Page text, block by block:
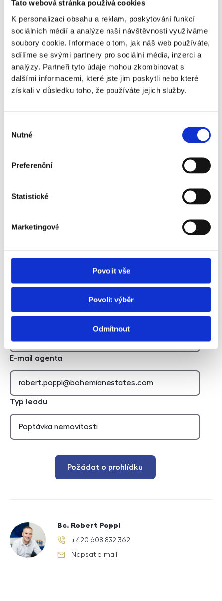
Tato webová stránka používá cookies
K personalizaci obsahu a reklam, poskytování funkcí
sociálních médií a analýze naší návštěvnosti využíváme
soubory cookie. Informace o tom, jak náš web používáte,
sdílíme se svými partnery pro sociální média, inzerci a
analýzy. Partneři tyto údaje mohou zkombinovat s
dalšími informacemi, které jste jim poskytli nebo které
získali v důsledku toho, že používáte jejich služby.
souhlasu
Nutné
Preferenční
Statistické
Marketingové
Povolit vše
Povolit výběr
Odmítnout
Jméno a příjmení
Telefon
Hidden
Nemovitost
E-mail agenta
Typ leadu
Požádat o prohlídku
Bc. Robert Poppl
telefonní číslo
+420 608 832 362
e-mail
Napsat e-mail